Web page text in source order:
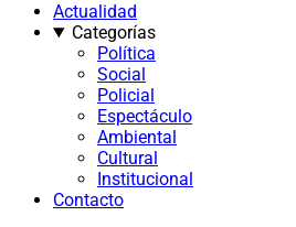
Actualidad
Categorías
Política
Social
Policial
Espectáculo
Ambiental
Cultural
Institucional
Contacto